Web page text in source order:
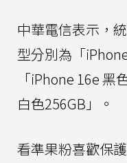
中華電信表示，
型分別為「
「iPhone 16e
白色256GB」。
看準果粉喜歡保